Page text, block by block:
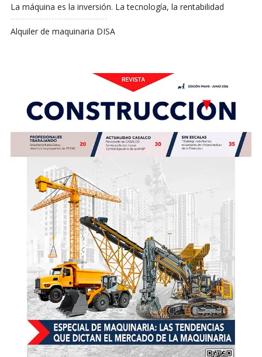
La máquina es la inversión. La tecnología, la rentabilidad
Alquiler de maquinaria DISA